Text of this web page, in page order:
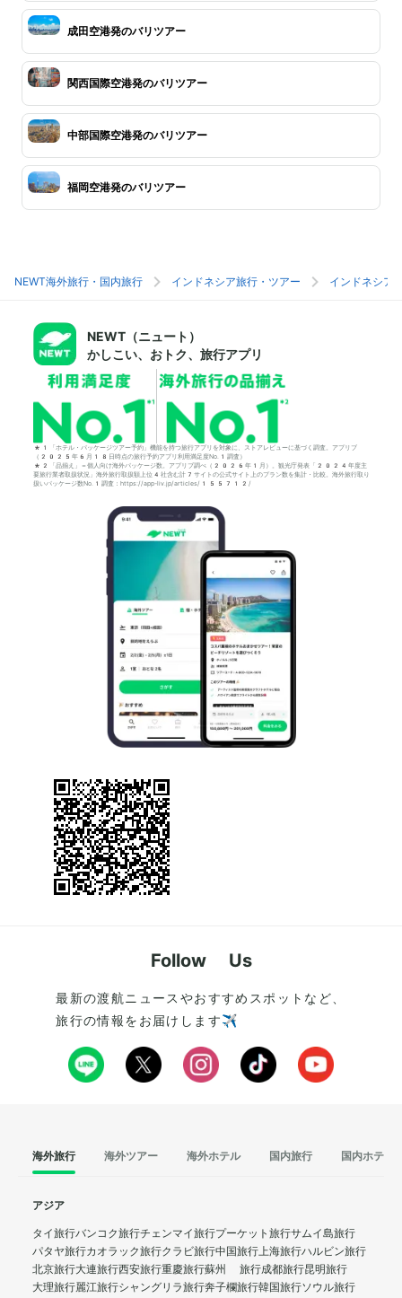
成田空港発のバリツアー
関西国際空港発のバリツアー
中部国際空港発のバリツアー
福岡空港発のバリツアー
NEWT海外旅行・国内旅行 インドネシア旅行・ツアー インドネシア
NEWT（ニュート）
かしこい、おトク、旅行アプリ
*1「ホテル・パッケージツアー予約」機能を持つ旅行アプリを対象に、ストアレビューに基づく調査。アプリブ
（2025年6月18日時点の旅行予約アプリ利用満足度No.1調査）
*2「品揃え」＝個人向け海外パッケージ数。アプリブ調べ（2026年1月）。観光庁発表「2024年度主
要旅行業者取扱状況」海外旅行取扱額上位4社含む計7サイトの公式サイト上のプラン数を集計・比較。海外旅行取り
扱いパッケージ数No.1調査：https://app-liv.jp/articles/155712/
Follow Us
最新の渡航ニュースやおすすめスポットなど、
旅行の情報をお届けします✈️
海外旅行 海外ツアー 海外ホテル 国内旅行 国内ホテル
アジア
タイ旅行バンコク旅行チェンマイ旅行プーケット旅行サムイ島旅行
パタヤ旅行カオラック旅行クラビ旅行中国旅行上海旅行ハルビン旅行
北京旅行大連旅行西安旅行重慶旅行蘇州 旅行成都旅行昆明旅行
大理旅行麗江旅行シャングリラ旅行奔子欄旅行韓国旅行ソウル旅行